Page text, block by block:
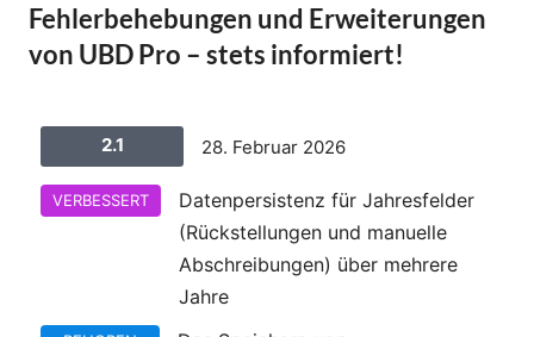
Fehlerbehebungen und Erweiterungen
von UBD Pro – stets informiert!
2.1 28. Februar 2026
VERBESSERT
Datenpersistenz für Jahresfelder
(Rückstellungen und manuelle
Abschreibungen) über mehrere
Jahre